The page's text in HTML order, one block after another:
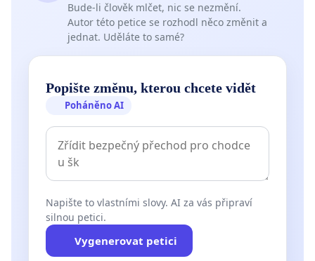
Bude-li člověk mlčet, nic se nezmění.
Autor této petice se rozhodl něco změnit a
jednat. Uděláte to samé?
Popište změnu, kterou chcete vidět
Poháněno AI
Napište to vlastními slovy. AI za vás připraví
silnou petici.
Vygenerovat petici